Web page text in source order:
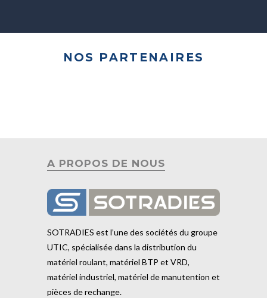
NOS PARTENAIRES
A PROPOS DE NOUS
SOTRADIES est l’une des sociétés du groupe
UTIC, spécialisée dans la distribution du
matériel roulant, matériel BTP et VRD,
matériel industriel, matériel de manutention et
pièces de rechange.